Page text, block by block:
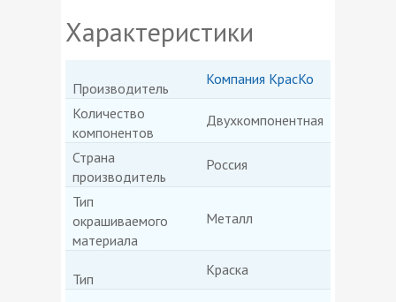
Характеристики
Производитель
Компания КрасКо
Количество
компонентов
Двухкомпонентная
Страна
производитель
Россия
Тип
окрашиваемого
материала
Металл
Тип
Краска